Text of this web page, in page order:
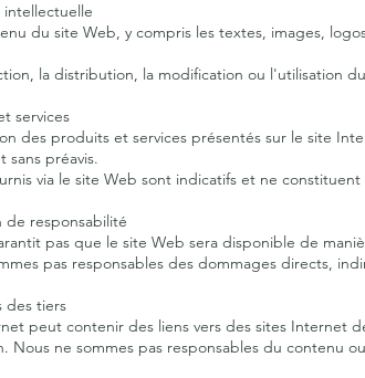
du site Web, y compris les textes, images,
la distribution, la modification ou l'utilisation
services
des produits et services présentés sur le site
sans préavis.
via le site Web sont indicatifs et ne
de responsabilité
pas que le site Web sera disponible de
pas responsables des dommages directs,
des tiers
peut contenir des liens vers des sites Internet
Nous ne sommes pas responsables du contenu